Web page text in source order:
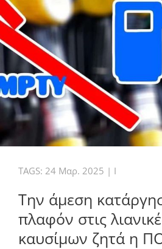
TAGS: 24 Μαρ. 2025 | I
Την άμεση
πλαφόν στις
καυσίμων ζητά η